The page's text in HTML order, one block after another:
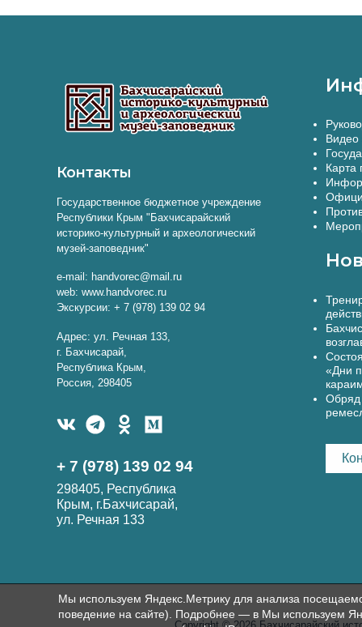
Контакты
Государственное бюджетное учреждение
Республики Крым "Бахчисарайский
историко-культурный и археологический
музей-заповедник"
e-mail: handvorec@mail.ru
web: www.handvorec.ru
Экскурсии: + 7 (978) 139 02 94
Адрес: ул. Речная 133,
г. Бахчисарай,
Республика Крым,
Россия, 298405
+ 7 (978) 139 02 94
298405, Республика
Крым, г.Бахчисарай,
ул. Речная 133
Видео
Карта
«Дни
Обряд
Мы используем Яндекс.Метрику для анализа
поведение на сайте). Подробнее — в Мы используем